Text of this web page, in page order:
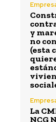
y
no
(esta
La
NCG